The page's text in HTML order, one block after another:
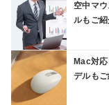
空中マ
ルもご紹
Mac対
デルも